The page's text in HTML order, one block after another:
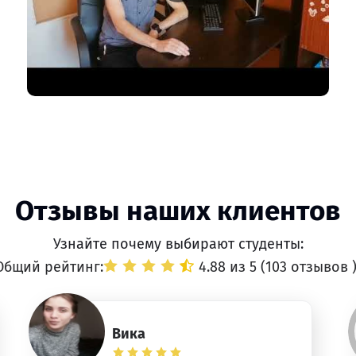
Отзывы наших клиентов
Узнайте почему выбирают студенты:
рейтинг:
4.88 из 5 (103 отзывов )
Вика